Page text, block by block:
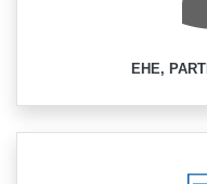
EHE,